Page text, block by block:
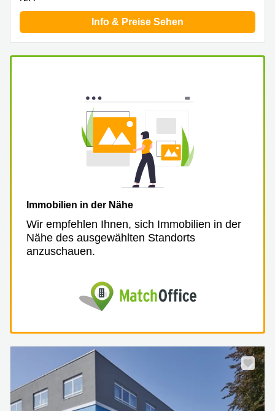
Info & Preise Sehen
Immobilien in der Nähe
Wir empfehlen Ihnen, sich Immobilien in der
Nähe des ausgewählten Standorts
anzuschauen.